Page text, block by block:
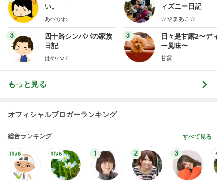
い。
あべかわ
3
四十路シンパパの家族
日記
はやパパ
ィズニー日記
☆やまあこ☆
3
日々是甘露2〜デ
ー風味〜
甘露
もっと見る
オフィシャルブロガーランキング
総合ランキング すべて見る
1 2 3